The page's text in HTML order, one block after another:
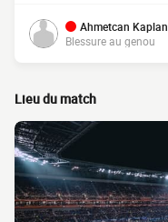
Ahmetcan Kaplan
Blessure au genou
Lieu du match